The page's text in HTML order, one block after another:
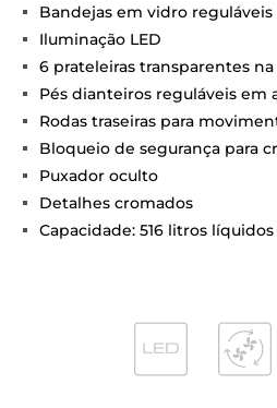
Bandejas em vidro
Iluminação LED
6 prateleiras transparentes
Pés dianteiros reguláveis em
Rodas traseiras para
Bloqueio de segurança para
Puxador oculto
Detalhes cromados
Capacidade: 516 litros líquidos